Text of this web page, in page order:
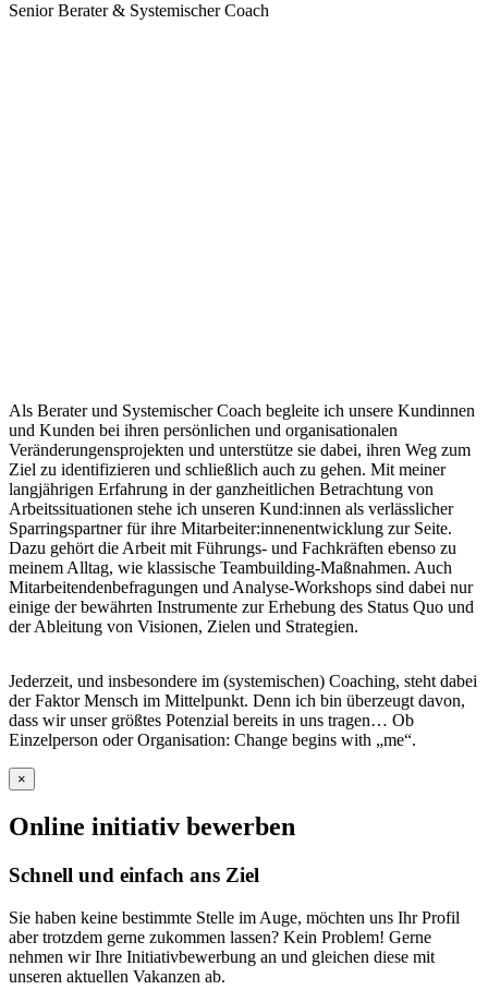
Senior Berater & Systemischer Coach
Als Berater und Systemischer Coach begleite ich unsere Kundinnen
und Kunden bei ihren persönlichen und organisationalen
Veränderungensprojekten und unterstütze sie dabei, ihren Weg zum
Ziel zu identifizieren und schließlich auch zu gehen. Mit meiner
langjährigen Erfahrung in der ganzheitlichen Betrachtung von
Arbeitssituationen stehe ich unseren Kund:innen als verlässlicher
Sparringspartner für ihre Mitarbeiter:innenentwicklung zur Seite.
Dazu gehört die Arbeit mit Führungs- und Fachkräften ebenso zu
meinem Alltag, wie klassische Teambuilding-Maßnahmen. Auch
Mitarbeitendenbefragungen und Analyse-Workshops sind dabei nur
einige der bewährten Instrumente zur Erhebung des Status Quo und
der Ableitung von Visionen, Zielen und Strategien.
Jederzeit, und insbesondere im (systemischen) Coaching, steht dabei
der Faktor Mensch im Mittelpunkt. Denn ich bin überzeugt davon,
dass wir unser größtes Potenzial bereits in uns tragen… Ob
Einzelperson oder Organisation: Change begins with „me“.
×
Online initiativ bewerben
Schnell und einfach ans Ziel
Sie haben keine bestimmte Stelle im Auge, möchten uns Ihr Profil
aber trotzdem gerne zukommen lassen? Kein Problem! Gerne
nehmen wir Ihre Initiativbewerbung an und gleichen diese mit
unseren aktuellen Vakanzen ab.